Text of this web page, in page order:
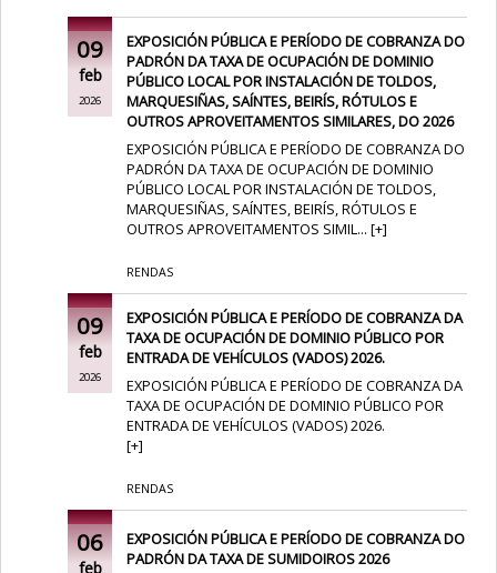
09
feb
2026
EXPOSICIÓN PÚBLICA E PERÍODO DE COBRANZA DO
PADRÓN DA TAXA DE OCUPACIÓN DE DOMINIO
PÚBLICO LOCAL POR INSTALACIÓN DE TOLDOS,
MARQUESIÑAS, SAÍNTES, BEIRÍS, RÓTULOS E
OUTROS APROVEITAMENTOS SIMILARES, DO 2026
EXPOSICIÓN PÚBLICA E PERÍODO DE COBRANZA DO
PADRÓN DA TAXA DE OCUPACIÓN DE DOMINIO
PÚBLICO LOCAL POR INSTALACIÓN DE TOLDOS,
MARQUESIÑAS, SAÍNTES, BEIRÍS, RÓTULOS E
OUTROS APROVEITAMENTOS SIMIL...[+]
RENDAS
09
feb
2026
EXPOSICIÓN PÚBLICA E PERÍODO DE COBRANZA DA
TAXA DE OCUPACIÓN DE DOMINIO PÚBLICO POR
ENTRADA DE VEHÍCULOS (VADOS) 2026.
EXPOSICIÓN PÚBLICA E PERÍODO DE COBRANZA DA
TAXA DE OCUPACIÓN DE DOMINIO PÚBLICO POR
ENTRADA DE VEHÍCULOS (VADOS) 2026.
[+]
RENDAS
06
feb
EXPOSICIÓN PÚBLICA E PERÍODO DE COBRANZA DO
PADRÓN DA TAXA DE SUMIDOIROS 2026